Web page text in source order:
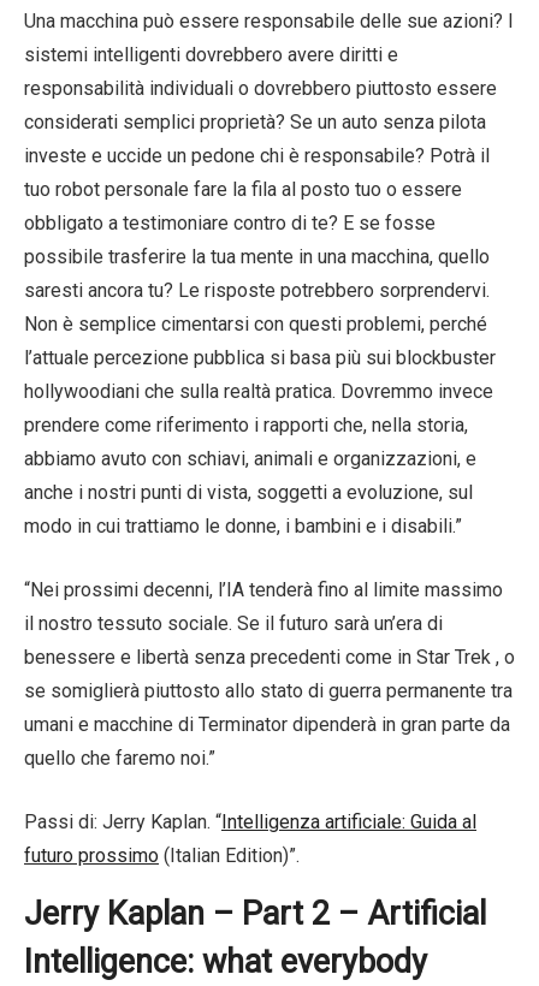
Una macchina può essere responsabile delle sue azioni? I
sistemi intelligenti dovrebbero avere diritti e
responsabilità individuali o dovrebbero piuttosto essere
considerati semplici proprietà? Se un auto senza pilota
investe e uccide un pedone chi è responsabile? Potrà il
tuo robot personale fare la fila al posto tuo o essere
obbligato a testimoniare contro di te? E se fosse
possibile trasferire la tua mente in una macchina, quello
saresti ancora tu? Le risposte potrebbero sorprendervi.
Non è semplice cimentarsi con questi problemi, perché
l’attuale percezione pubblica si basa più sui blockbuster
hollywoodiani che sulla realtà pratica. Dovremmo invece
prendere come riferimento i rapporti che, nella storia,
abbiamo avuto con schiavi, animali e organizzazioni, e
anche i nostri punti di vista, soggetti a evoluzione, sul
modo in cui trattiamo le donne, i bambini e i disabili.”
“Nei prossimi decenni, l’IA tenderà fino al limite massimo
il nostro tessuto sociale. Se il futuro sarà un’era di
benessere e libertà senza precedenti come in Star Trek , o
se somiglierà piuttosto allo stato di guerra permanente tra
umani e macchine di Terminator dipenderà in gran parte da
quello che faremo noi.”
Passi di: Jerry Kaplan. “Intelligenza artificiale: Guida al
futuro prossimo (Italian Edition)”.
Jerry Kaplan – Part 2 – Artificial
Intelligence: what everybody